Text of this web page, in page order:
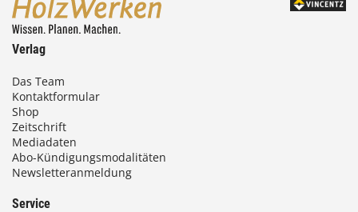
Verlag
Das Team
Kontaktformular
Shop
Zeitschrift
Mediadaten
Abo-Kündigungsmodalitäten
Newsletteranmeldung
Service